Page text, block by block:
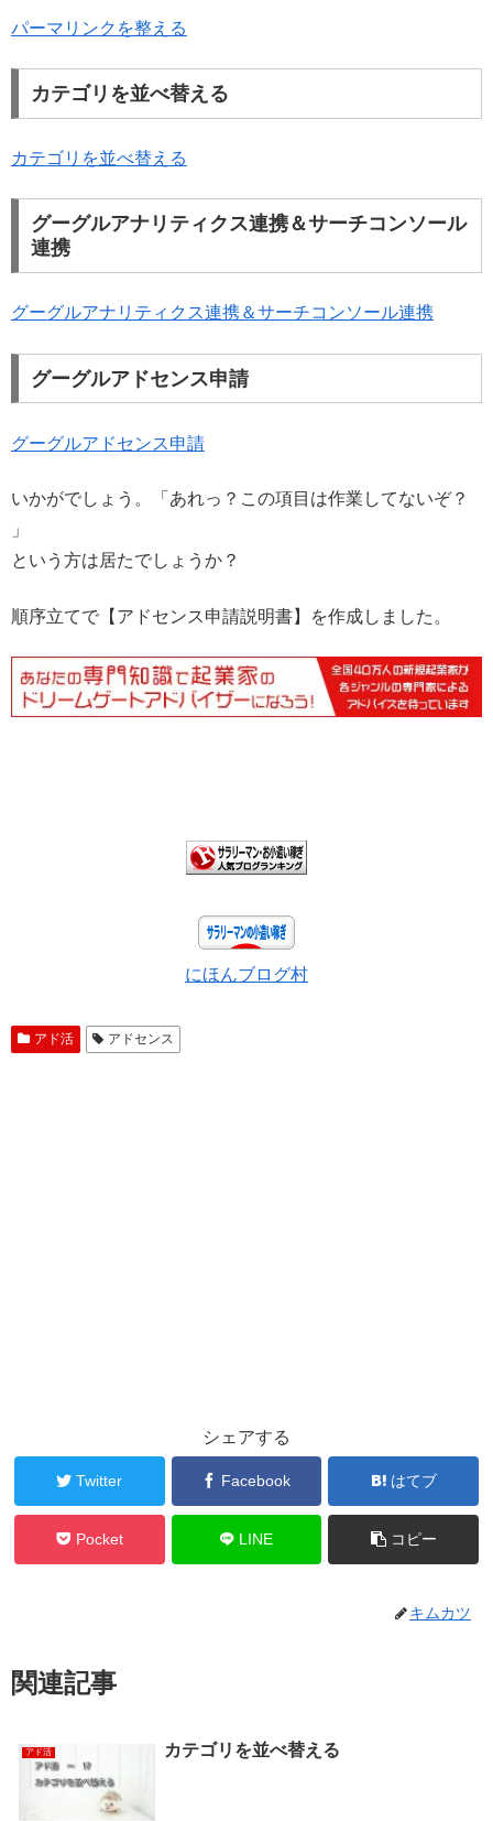
パーマリンクを整える
カテゴリを並べ替える
カテゴリを並べ替える
グーグルアナリティクス連携＆サーチコンソール
連携
グーグルアナリティクス連携＆サーチコンソール連携
グーグルアドセンス申請
グーグルアドセンス申請
いかがでしょう。「あれっ？この項目は作業してないぞ？
」
という方は居たでしょうか？
順序立てで【アドセンス申請説明書】を作成しました。
にほんブログ村
アド活 アドセンス
シェアする
Twitter Facebook はてブ
Pocket LINE コピー
キムカツ
関連記事
アド活 カテゴリを並べ替える